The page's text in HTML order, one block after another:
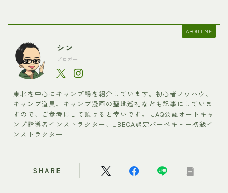
ABOUT ME
シン
ブロガー
東北を中心にキャンプ場を紹介しています。初心者ノウハウ、
キャンプ道具、キャンプ漫画の聖地巡礼なども記事にしていま
すので、ご参考にして頂けると幸いです。 JAQ公認オートキャ
ンプ指導者インストラクター、JBBQA認定バーベキュー初級イ
ンストラクター
SHARE